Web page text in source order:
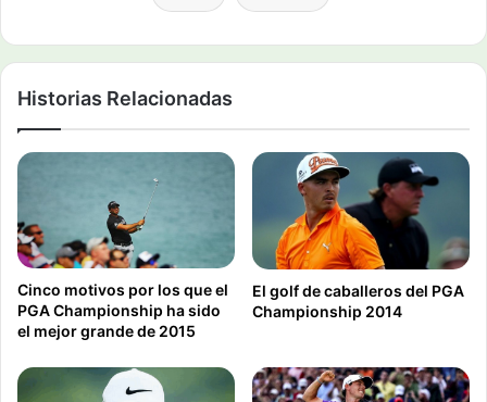
Historias Relacionadas
Cinco motivos por los que el
PGA Championship ha sido
el mejor grande de 2015
El golf de caballeros del PGA
Championship 2014